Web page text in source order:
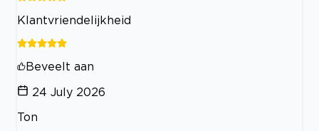
Klantvriendelijkheid
Beveelt aan
24 July 2026
Ton